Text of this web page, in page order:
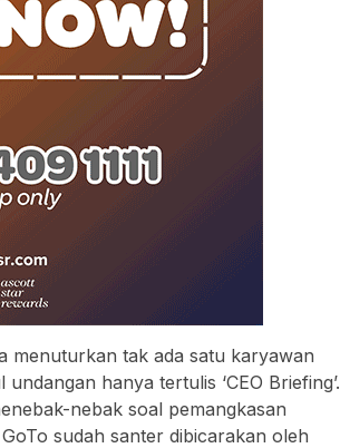
menuturkan tak ada satu karyawan
hanya tertulis ‘CEO Briefing’.
nebak soal pemangkasan
sudah santer dibicarakan oleh